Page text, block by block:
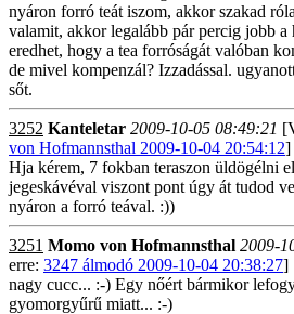
nyáron forró teát iszom, akkor szakad
valamit, akkor legalább pár percig jobb a
eredhet, hogy a tea forróságát valóban
de mivel kompenzál? Izzadással.
sőt.
3252 Kanteletar 2009-10-05 08:49:21
von Hofmannsthal 2009-10-04 20:54:12]
Hja kérem, 7 fokban teraszon üldögélni
jegeskávéval viszont pont úgy át tudod
nyáron a forró teával. :))
3251 Momo von Hofmannsthal 2009-
erre: 3247 álmodó 2009-10-04 20:38:27]
nagy cucc... :-) Egy nőért bármikor
gyomorgyűrű miatt... :-)